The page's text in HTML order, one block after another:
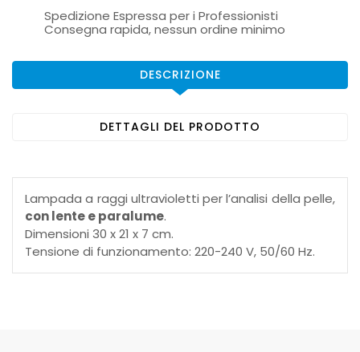
Spedizione Espressa per i Professionisti
Consegna rapida, nessun ordine minimo
DESCRIZIONE
DETTAGLI DEL PRODOTTO
Lampada a raggi ultravioletti per l’analisi della pelle,
con lente e paralume.
Dimensioni 30 x 21 x 7 cm.
Tensione di funzionamento: 220-240 V, 50/60 Hz.